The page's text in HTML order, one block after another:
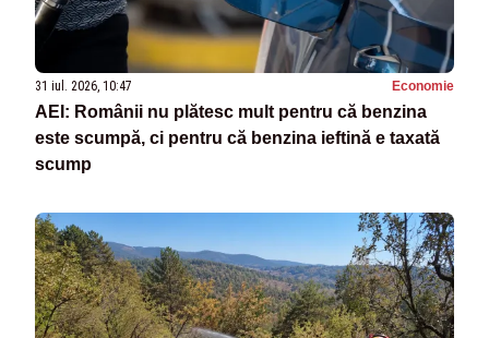
31 iul. 2026, 10:47 Economie
AEI: Românii nu plătesc mult pentru că benzina
este scumpă, ci pentru că benzina ieftină e taxată
scump